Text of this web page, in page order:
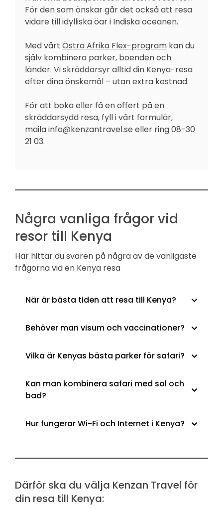
För den som önskar går det också att resa
vidare till idylliska öar i Indiska oceanen.
Med vårt Östra Afrika Flex-program kan du
själv kombinera parker, boenden och
länder. Vi skräddarsyr alltid din Kenya-resa
efter dina önskemål – utan extra kostnad.
För att boka eller få en offert på en
skräddarsydd resa, fyll i vårt formulär,
mailainfo@kenzantravel.se eller ring 08-30
21 03.
Några vanliga frågor vid
resor till Kenya
Här hittar du svaren på några av de vanligaste
frågorna vid en Kenya resa
När är bästa tiden att resa till Kenya?
Behöver man visum och vaccinationer?
Vilka är Kenyas bästa parker för safari?
Kan man kombinera safari med sol och
bad?
Hur fungerar Wi-Fi och Internet i Kenya?
Därför ska du välja Kenzan Travel för
din resa till Kenya: